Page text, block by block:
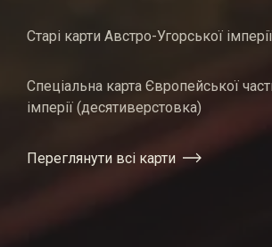
Старі карти Австро-Угорської імперії
Спеціальна карта Європейської
імперії (десятиверстовка)
Переглянути всі карти